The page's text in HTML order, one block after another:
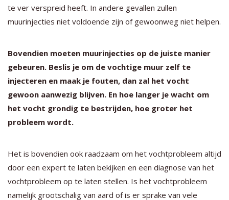
te ver verspreid heeft. In andere gevallen zullen
muurinjecties niet voldoende zijn of gewoonweg niet helpen.
Bovendien moeten muurinjecties op de juiste manier
gebeuren. Beslis je om de vochtige muur zelf te
injecteren en maak je fouten, dan zal het vocht
gewoon aanwezig blijven. En hoe langer je wacht om
het vocht grondig te bestrijden, hoe groter het
probleem wordt.
Het is bovendien ook raadzaam om het vochtprobleem altijd
door een expert te laten bekijken en een diagnose van het
vochtprobleem op te laten stellen. Is het vochtprobleem
namelijk grootschalig van aard of is er sprake van vele